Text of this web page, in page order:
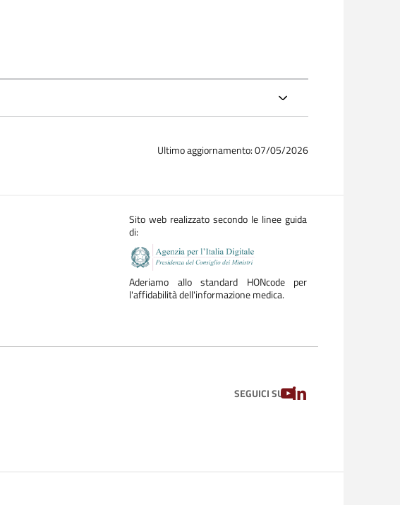
Ultimo aggiornamento: 07/05/2026
Sito web realizzato secondo le linee guida
di:
Aderiamo allo standard HONcode per
l'affidabilità dell'informazione medica.
SEGUICI SUYOUTUBE
LINKEDIN